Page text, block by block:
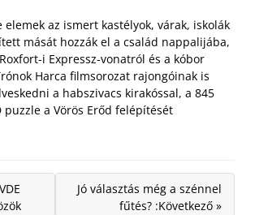
elemek az ismert kastélyok, várak, iskolák
mását hozzák el a család nappalijába,
i Expressz-vonatról és a kóbor
Harca filmsorozat rajongóinak is
a habszivacs kirakóssal, a 845
a Vörös Erőd felépítését
Jó választás még a szénnel
fűtés? :Következő »